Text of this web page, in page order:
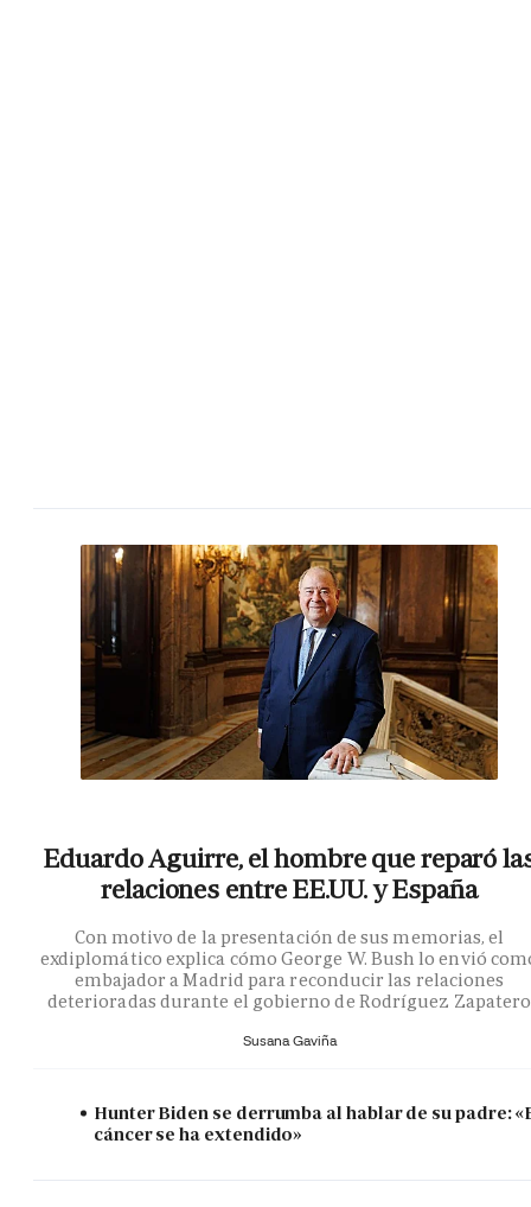
Eduardo Aguirre, el hombre que reparó
relaciones entre EE.UU. y España
Con motivo de la presentación de sus memorias, el
exdiplomático explica cómo George W. Bush lo envió
embajador a Madrid para reconducir las relaciones
deterioradas durante el gobierno de Rodríguez Zapatero
Susana Gaviña
Hunter Biden se derrumba al hablar de su padre:
cáncer se ha extendido»